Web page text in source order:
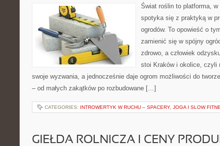
Świat roślin to platforma, w
spotyka się z praktyką w
ogrodów. To opowieść o
zamienić się w spójny
zdrowo, a człowiek
stoi Kraków i okolice, czyli
swoje wyzwania, a jednocześnie daje ogrom możliwości do
– od małych zakątków po rozbudowane […]
CATEGORIES: INTROWERTYK W RUCHU – SPACERY, JOGA I SLOW
GIEŁDA ROLNICZA I CENY